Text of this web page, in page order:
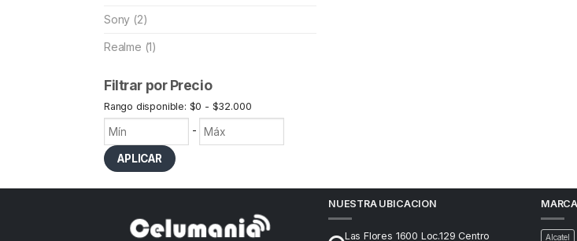
Sony (2)
Realme (1)
Filtrar por Precio
Rango disponible: $0 - $32.000
-
APLICAR
NUESTRA UBICACION
Las Flores 1600 Loc.129 Centro Alcatel